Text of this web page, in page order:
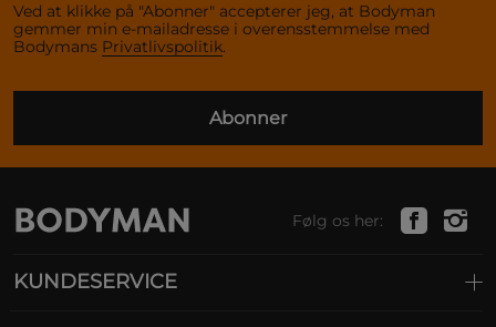
Ved at klikke på "Abonner" accepterer jeg, at Bodyman
gemmer min e-mailadresse i overensstemmelse med
Bodymans Privatlivspolitik.
Abonner
Følg os her:
KUNDESERVICE